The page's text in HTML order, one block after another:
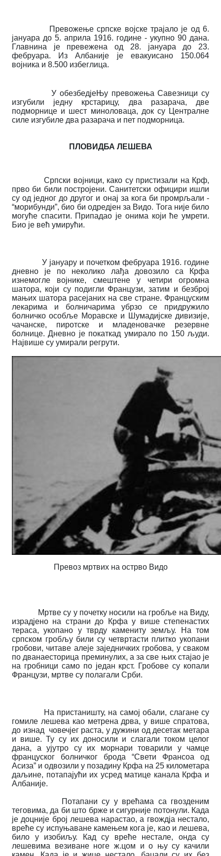
Превожење српске војске трајало је од 6.
јануара до 5. априла 1916. године - укупно 90 дана.
Главнина је превежена од 28. јануара до 23.
фебруара. Из Албаније је евакуисано 150.064
војника и 8.500 избеглица.
У обезбедјеЊу превожења Савезници су
изгубили једну крстарицу, два разарача, две
подморнице и шест миноловаца, док су Централне
силе изгубиле два разарача и пет подморница.
ПЛОВИДБА ЛЕШЕВА
Српски војници, како су пристизали на Крф,
прво би били постројени. Санитетски официри ишли
су од једног до другог и онај за кога би промрљали -
“морибунди”, био би одредјен за Видо. Тога није било
могуће спасити. Припадао је онима који ће умрети.
Био је већ умирући.
У јануару и почетком фебруара 1916. године
дневно је по неколико лађа довозило са Крфа
изнемогле војнике, смештене у четири огромна
шатора, који су подигли Французи, затим и безброј
мањих шатора расејаних на све стране. Француским
лекарима и болничарима убрзо се придружило
болничко особље Моравске и Шумадијске дивизије,
чачанске, пиротске и младеновачке резервне
болнице. Дневно је покаткад умирало по 150 људи.
Највише су умирали регрути.
Превоз мртвих на острво Видо
Мртве су у почетку носили на гробље на Виду,
израдјено на страни до Крфа у више степенастих
тераса, укопано у тврду камениту земљу. На том
српском гробљу били су четвртасти плитко укопани
гробови, читаве алеје заједничких гробова, у сваком
по дванаесторица преминулих, а за све њих стајао је
на гробници само по један крст. Гробове су копали
Французи, мртве су полагали Срби.
На пристаништу, на самој обали, слагане су
гомиле лешева као метрена дрва, у више спратова,
до изнад човечјег раста, у дужини од десетак метара
и више. Ту су их доносили и слагали током целог
дана, а ујутро су их морнари товарили у чамце
француског болничког брода “Свети Франсоа од
Асиза” и одвозили у позадину Крфа на 25 километара
даљине, потапајући их усред матице канала Крфа и
Албаније.
Потапани су у врећама са гвозденим
теговима, да би што брже и сигурније потонули. Када
је доцније број лешева нарастао, а гвождја нестало,
вреће су испуњаване камењем кога је, као и лешева,
било у изобиљу. Кад су вреће нестале, онда су
лешевима везиване ноге ж.цом и о њу су качили